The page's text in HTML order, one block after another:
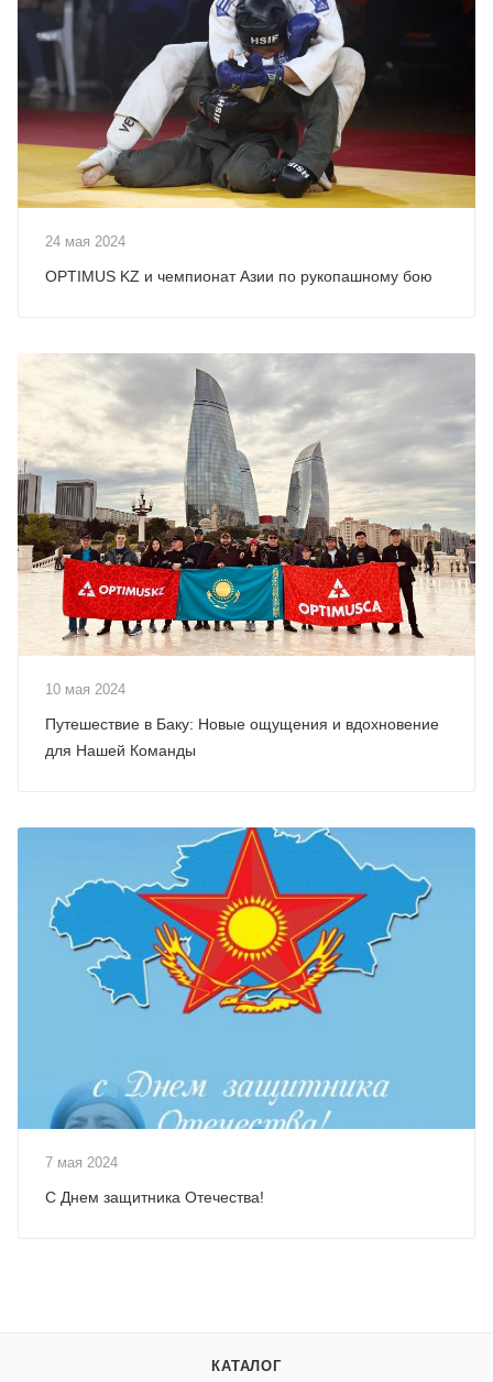
24 мая 2024
OPTIMUS KZ и чемпионат Азии по рукопашному бою
10 мая 2024
Путешествие в Баку: Новые ощущения и вдохновение
для Нашей Команды
7 мая 2024
С Днем защитника Отечества!
КАТАЛОГ